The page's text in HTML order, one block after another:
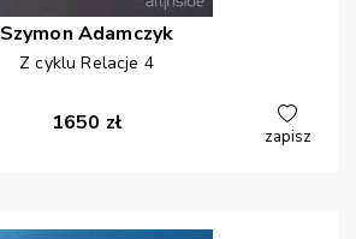
Szymon Adamczyk
Z cyklu Relacje 4
1650 zł
zapisz